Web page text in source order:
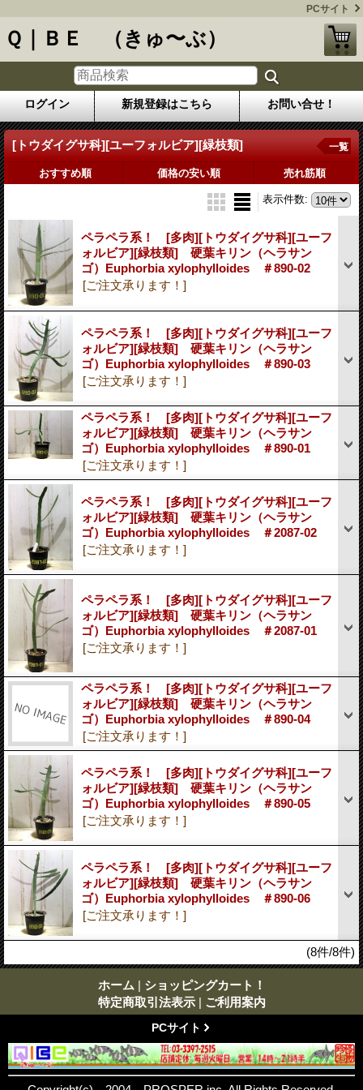
PCサイト
Ｑ｜ＢＥ （きゅ〜ぶ）
ログイン 新規登録はこちら お問い合せ！
[トウダイグサ科][ユーフォルビア][緑枝類] 一覧
おすすめ順 価格の安い順 売れ筋順
表示件数:
ペラペラ系！ [多肉][トウダイグサ科][ユーフ
ォルビア][緑枝類] 硬葉キリン（ヘラサン
ゴ）Euphorbia xylophylloides ＃890-02
[ご注文承ります！]
ペラペラ系！ [多肉][トウダイグサ科][ユーフ
ォルビア][緑枝類] 硬葉キリン（ヘラサン
ゴ）Euphorbia xylophylloides ＃890-03
[ご注文承ります！]
ペラペラ系！ [多肉][トウダイグサ科][ユーフ
ォルビア][緑枝類] 硬葉キリン（ヘラサン
ゴ）Euphorbia xylophylloides ＃890-01
[ご注文承ります！]
ペラペラ系！ [多肉][トウダイグサ科][ユーフ
ォルビア][緑枝類] 硬葉キリン（ヘラサン
ゴ）Euphorbia xylophylloides ＃2087-02
[ご注文承ります！]
ペラペラ系！ [多肉][トウダイグサ科][ユーフ
ォルビア][緑枝類] 硬葉キリン（ヘラサン
ゴ）Euphorbia xylophylloides ＃2087-01
[ご注文承ります！]
ペラペラ系！ [多肉][トウダイグサ科][ユーフ
ォルビア][緑枝類] 硬葉キリン（ヘラサン
ゴ）Euphorbia xylophylloides ＃890-04
[ご注文承ります！]
ペラペラ系！ [多肉][トウダイグサ科][ユーフ
ォルビア][緑枝類] 硬葉キリン（ヘラサン
ゴ）Euphorbia xylophylloides ＃890-05
[ご注文承ります！]
ペラペラ系！ [多肉][トウダイグサ科][ユーフ
ォルビア][緑枝類] 硬葉キリン（ヘラサン
ゴ）Euphorbia xylophylloides ＃890-06
[ご注文承ります！]
(8件/8件)
ホーム | ショッピングカート！
特定商取引法表示 | ご利用案内
PCサイト